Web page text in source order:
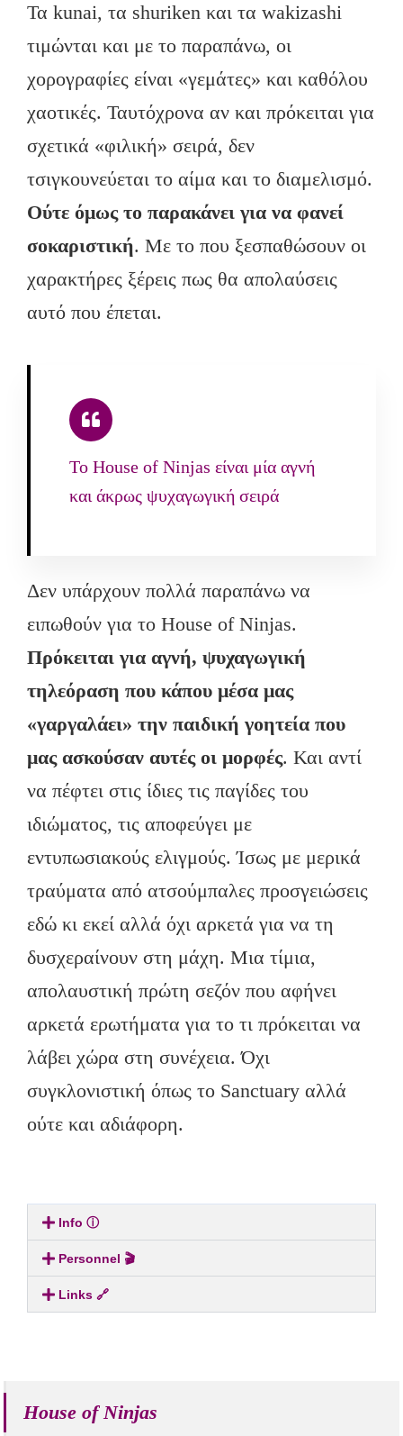
Τα kunai, τα shuriken και τα wakizashi
τιμώνται και με το παραπάνω, οι
χορογραφίες είναι «γεμάτες» και καθόλου
χαοτικές. Ταυτόχρονα αν και πρόκειται για
σχετικά «φιλική» σειρά, δεν
τσιγκουνεύεται το αίμα και το διαμελισμό.
Ούτε όμως το παρακάνει για να φανεί
σοκαριστική. Με το που ξεσπαθώσουν οι
χαρακτήρες ξέρεις πως θα απολαύσεις
αυτό που έπεται.
Το House of Ninjas είναι μία αγνή
και άκρως ψυχαγωγική σειρά
Δεν υπάρχουν πολλά παραπάνω να
ειπωθούν για το House of Ninjas.
Πρόκειται για αγνή, ψυχαγωγική
τηλεόραση που κάπου μέσα μας
«γαργαλάει» την παιδική γοητεία που
μας ασκούσαν αυτές οι μορφές. Και αντί
να πέφτει στις ίδιες τις παγίδες του
ιδιώματος, τις αποφεύγει με
εντυπωσιακούς ελιγμούς. Ίσως με μερικά
τραύματα από ατσούμπαλες προσγειώσεις
εδώ κι εκεί αλλά όχι αρκετά για να τη
δυσχεραίνουν στη μάχη. Μια τίμια,
απολαυστική πρώτη σεζόν που αφήνει
αρκετά ερωτήματα για το τι πρόκειται να
λάβει χώρα στη συνέχεια. Όχι
συγκλονιστική όπως το Sanctuary αλλά
ούτε και αδιάφορη.
Info ⓘ
Personnel 🎬
Links 🔗
House of Ninjas